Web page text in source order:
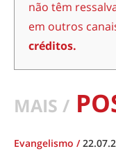
não têm
em outros
créditos.
MAIS /
Evangelismo /